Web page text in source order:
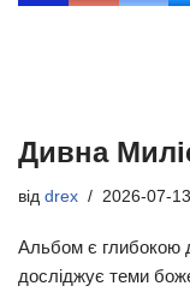
Дивна
від drex 2026-07-13
Альбом є глибокою
досліджує теми